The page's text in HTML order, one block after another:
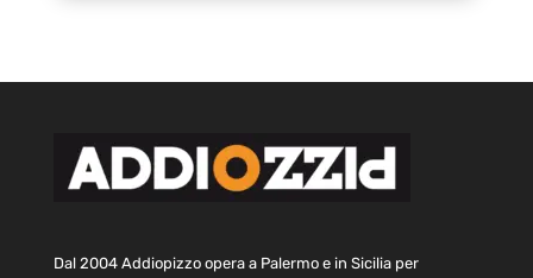
Dal 2004 Addiopizzo opera a Palermo e in Sicilia per